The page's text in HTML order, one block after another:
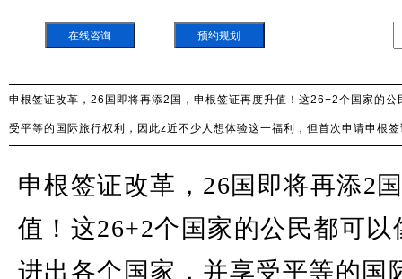
在线咨询 预约规划
申根签证改革，26国即将再添2国，申根签证再度升值！这26+2个国家的
受平等的国际旅行权利，因此z近不少人想体验这一福利，但首次申请申根
申根签证改革，26国即将再添2
值！这26+2个国家的公民都可
进出各个国家，并享受平等的国